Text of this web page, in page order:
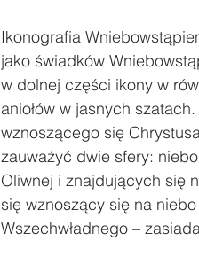
Ikonografia
jako świadków
w dolnej części ikony w
aniołów w jasnych
wznoszącego się
zauważyć dwie sfery:
Oliwnej i znajdujących się
się wznoszący się na
Wszechwładnego –